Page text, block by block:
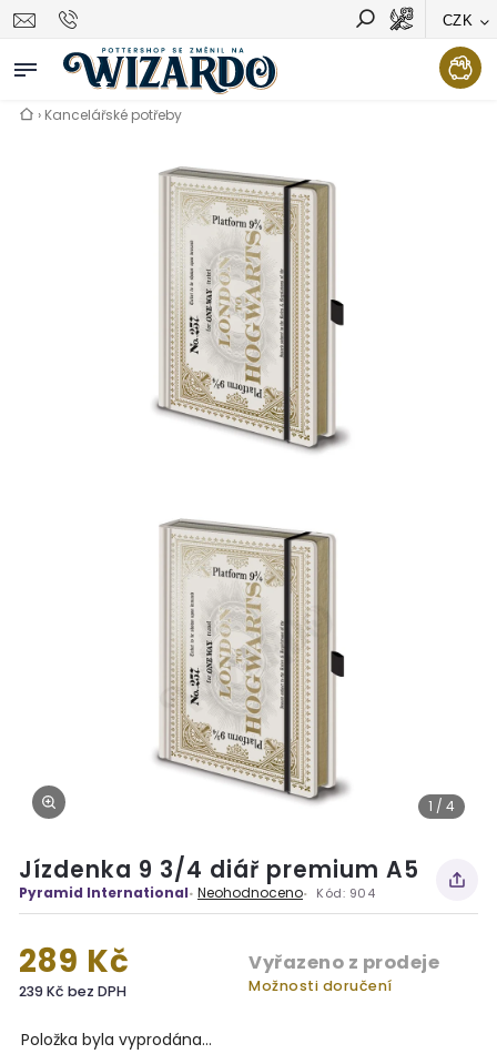
CZK
Vyhledávání Hledat
› Kancelářské potřeby
1 / 4
Jízdenka 9 3/4 diář premium A5
Pyramid International Neohodnoceno Kód: 904
289 Kč
239 Kč bez DPH
Vyřazeno z prodeje
Možnosti doručení
Položka byla vyprodána…